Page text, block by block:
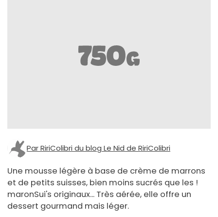
Par RiriColibri du blog Le Nid de RiriColibri
Une mousse légère à base de crème de marrons
et de petits suisses, bien moins sucrés que les !
maronSui's originaux... Très aérée, elle offre un
dessert gourmand mais léger.